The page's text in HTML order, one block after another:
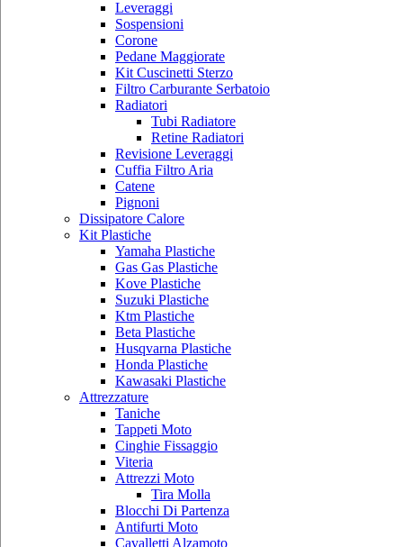
Leveraggi
Sospensioni
Corone
Pedane Maggiorate
Kit Cuscinetti Sterzo
Filtro Carburante Serbatoio
Radiatori
Tubi Radiatore
Retine Radiatori
Revisione Leveraggi
Cuffia Filtro Aria
Catene
Pignoni
Dissipatore Calore
Kit Plastiche
Yamaha Plastiche
Gas Gas Plastiche
Kove Plastiche
Suzuki Plastiche
Ktm Plastiche
Beta Plastiche
Husqvarna Plastiche
Honda Plastiche
Kawasaki Plastiche
Attrezzature
Taniche
Tappeti Moto
Cinghie Fissaggio
Viteria
Attrezzi Moto
Tira Molla
Blocchi Di Partenza
Antifurti Moto
Cavalletti Alzamoto